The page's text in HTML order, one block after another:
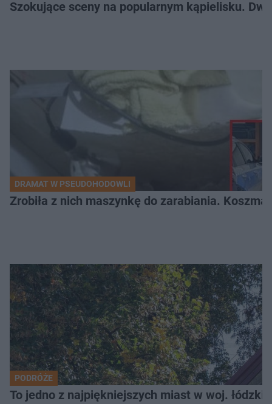
Szokujące sceny na popularnym kąpielisku.
DRAMAT W PSEUDOHODOWLI
Zrobiła z nich maszynkę do zarabiania.
PODRÓŻE
To jedno z najpiękniejszych miast w woj.